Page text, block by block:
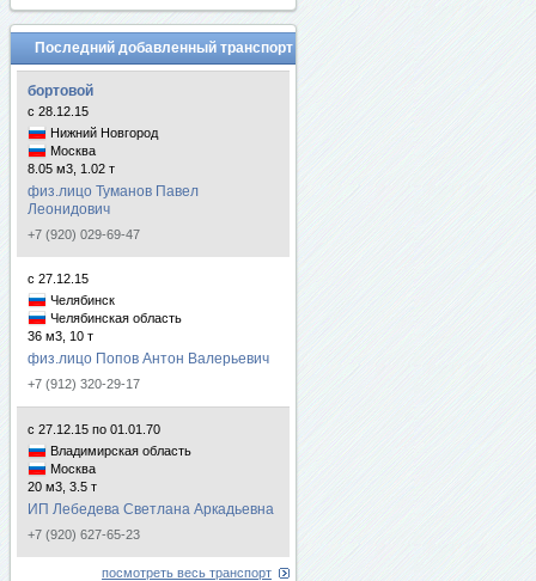
Последний добавленный транспорт
бортовой
с 28.12.15
Нижний Новгород
Москва
8.05 м3, 1.02 т
физ.лицо Туманов Павел
Леонидович
+7 (920) 029-69-47
с 27.12.15
Челябинск
Челябинская область
36 м3, 10 т
физ.лицо Попов Антон Валерьевич
+7 (912) 320-29-17
с 27.12.15 по 01.01.70
Владимирская область
Москва
20 м3, 3.5 т
ИП Лебедева Светлана Аркадьевна
+7 (920) 627-65-23
посмотреть весь транспорт